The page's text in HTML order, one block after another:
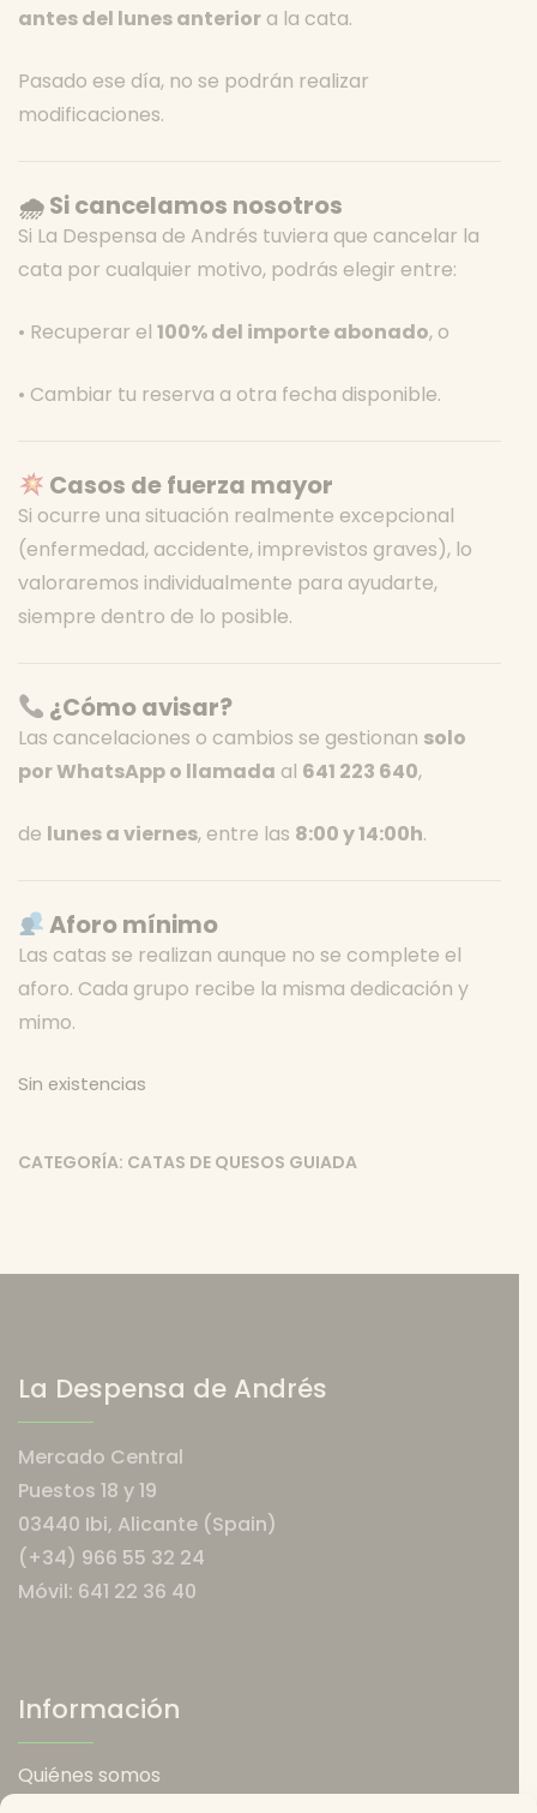
antes del lunes anterior a la cata.
Pasado ese día, no se podrán realizar
modificaciones.
🌧 Si cancelamos nosotros
Si La Despensa de Andrés tuviera que cancelar la
cata por cualquier motivo, podrás elegir entre:
• Recuperar el 100% del importe abonado, o
• Cambiar tu reserva a otra fecha disponible.
Casos de fuerza mayor
Si ocurre una situación realmente excepcional
(enfermedad, accidente, imprevistos graves), lo
valoraremos individualmente para ayudarte,
siempre dentro de lo posible.
¿Cómo avisar?
Las cancelaciones o cambios se gestionan solo
por WhatsApp o llamada al 641 223 640,
de lunes a viernes, entre las 8:00 y 14:00h.
Aforo mínimo
Las catas se realizan aunque no se complete el
aforo. Cada grupo recibe la misma dedicación y
mimo.
Sin existencias
CATEGORÍA: CATAS DE QUESOS GUIADA
La Despensa de Andrés
Mercado Central
Puestos 18 y 19
03440 Ibi, Alicante (Spain)
(+34) 966 55 32 24
Móvil: 641 22 36 40
Información
Quiénes somos